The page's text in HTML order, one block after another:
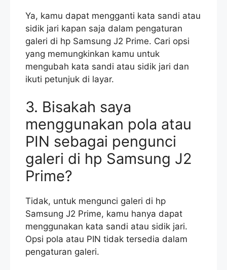
Ya, kamu dapat mengganti kata sandi atau
sidik jari kapan saja dalam pengaturan
galeri di hp Samsung J2 Prime. Cari opsi
yang memungkinkan kamu untuk
mengubah kata sandi atau sidik jari dan
ikuti petunjuk di layar.
3. Bisakah saya
menggunakan pola atau
PIN sebagai pengunci
galeri di hp Samsung J2
Prime?
Tidak, untuk mengunci galeri di hp
Samsung J2 Prime, kamu hanya dapat
menggunakan kata sandi atau sidik jari.
Opsi pola atau PIN tidak tersedia dalam
pengaturan galeri.